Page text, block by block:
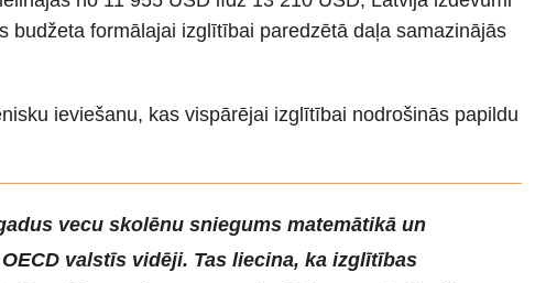
budžeta formālajai izglītībai paredzētā daļa samazinājās
ieviešanu, kas vispārējai izglītībai nodrošinās papildu
vecu skolēnu sniegums matemātikā un
valstīs vidēji. Tas liecina, ka izglītības